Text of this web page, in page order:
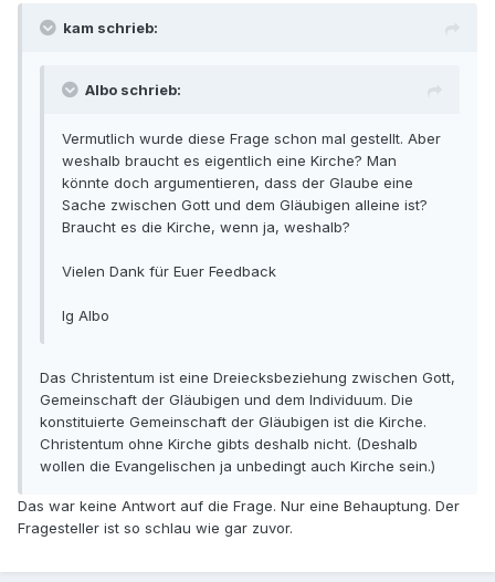
kam schrieb:
Albo schrieb:
Vermutlich wurde diese Frage schon mal gestellt. Aber
weshalb braucht es eigentlich eine Kirche? Man
könnte doch argumentieren, dass der Glaube eine
Sache zwischen Gott und dem Gläubigen alleine ist?
Braucht es die Kirche, wenn ja, weshalb?
Vielen Dank für Euer Feedback
lg Albo
Das Christentum ist eine Dreiecksbeziehung zwischen Gott,
Gemeinschaft der Gläubigen und dem Individuum. Die
konstituierte Gemeinschaft der Gläubigen ist die Kirche.
Christentum ohne Kirche gibts deshalb nicht. (Deshalb
wollen die Evangelischen ja unbedingt auch Kirche sein.)
Das war keine Antwort auf die Frage. Nur eine Behauptung. Der
Fragesteller ist so schlau wie gar zuvor.